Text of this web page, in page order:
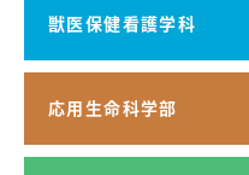
獣医保健看護学科
応用生命科学部